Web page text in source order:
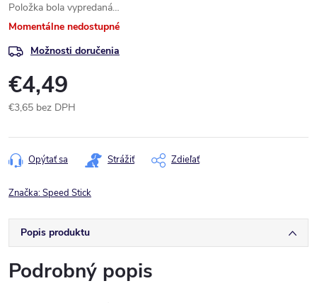
Položka bola vypredaná…
Momentálne nedostupné
Možnosti doručenia
€4,49
€3,65 bez DPH
cena:
Opýtať sa Strážiť Zdieľať
Značka:Speed Stick
Popis produktu
Podrobný popis